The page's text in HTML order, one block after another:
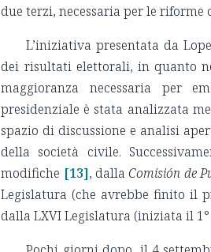
due terzi, necessaria per le riforme
L’iniziativa presentata da
dei risultati elettorali, in quanto
maggioranza necessaria per
presidenziale è stata analizzata
spazio di discussione e analisi
della società civile.
modifiche [13], dallaComisión de
Legislatura (che avrebbe finito il
dalla LXVI Legislatura (iniziata il